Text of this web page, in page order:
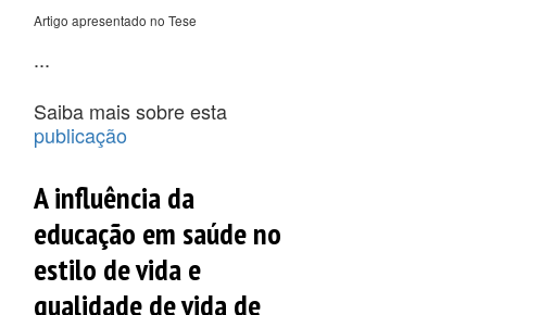
Artigo apresentado no Tese
...
Saiba mais sobre esta
publicação
A influência da
educação em saúde no
estilo de vida e
qualidade de vida de